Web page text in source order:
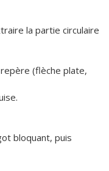
la partie circulaire
(flèche plate,
bloquant, puis